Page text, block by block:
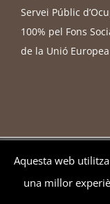
Servei Públic
100% pel Fons
de la Unió
instajuridic.com - ©
Aquesta web
una millor